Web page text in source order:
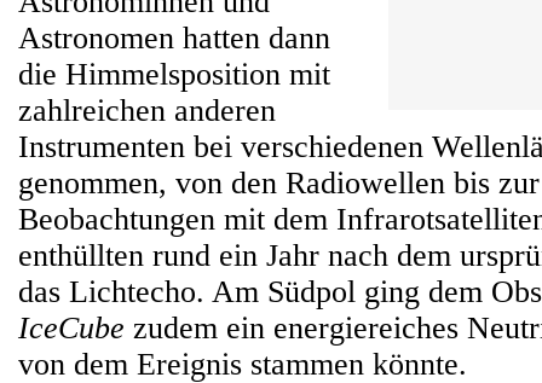
Astronomen hatten dann
die Himmelsposition mit
zahlreichen anderen
Instrumenten bei verschiedenen
genommen, von den Radiowellen bis
Beobachtungen mit dem
enthüllten rund ein Jahr nach dem
das Lichtecho. Am Südpol ging dem
IceCube zudem ein energiereiches
von dem Ereignis stammen könnte.